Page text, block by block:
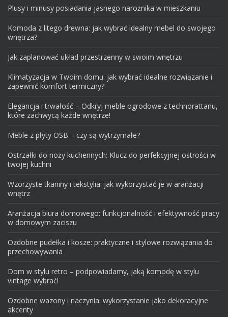
Plusy i minusy posiadania jasnego narożnika w mieszkaniu
Komoda z litego drewna: jak wybrać idealny mebel do swojego
wnętrza?
Jak zaplanować układ przestrzenny w swoim wnętrzu
Klimatyzacja w Twoim domu: jak wybrać idealne rozwiązanie i
zapewnić komfort termiczny?
Elegancja i trwałość – Odkryj meble ogrodowe z technorattanu,
które zachwycą każde wnętrze!
Meble z płyty OSB – czy są wytrzymałe?
Ostrzałki do noży kuchennych: Klucz do perfekcyjnej ostrości w
twojej kuchni
Wzorzyste tkaniny i tekstylia: jak wykorzystać je w aranżacji
wnętrz
Aranżacja biura domowego: funkcjonalność i efektywność pracy
w domowym zaciszu
Ozdobne pudełka i kosze: praktyczne i stylowe rozwiązania do
przechowywania
Dom w stylu retro – podpowiadamy, jaką komodę w stylu
vintage wybrać!
Ozdobne wazony i naczynia: wykorzystanie jako dekoracyjne
akcenty